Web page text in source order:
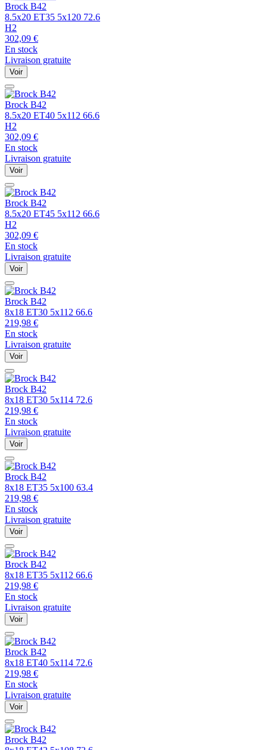
Brock B42
8.5x20 ET35 5x120 72.6
H2
302,09 €
En stock
Livraison gratuite
Voir
Brock B42
8.5x20 ET40 5x112 66.6
H2
302,09 €
En stock
Livraison gratuite
Voir
Brock B42
8.5x20 ET45 5x112 66.6
H2
302,09 €
En stock
Livraison gratuite
Voir
Brock B42
8x18 ET30 5x112 66.6
219,98 €
En stock
Livraison gratuite
Voir
Brock B42
8x18 ET30 5x114 72.6
219,98 €
En stock
Livraison gratuite
Voir
Brock B42
8x18 ET35 5x100 63.4
219,98 €
En stock
Livraison gratuite
Voir
Brock B42
8x18 ET35 5x112 66.6
219,98 €
En stock
Livraison gratuite
Voir
Brock B42
8x18 ET40 5x114 72.6
219,98 €
En stock
Livraison gratuite
Voir
Brock B42